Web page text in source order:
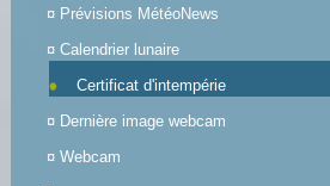
¤ Prévisions MétéoNews
¤ Calendrier lunaire
Certificat d'intempérie
¤ Dernière image webcam
¤ Webcam